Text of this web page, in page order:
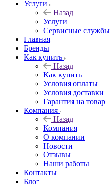
Услуги
Назад
Услуги
Сервисные службы
Главная
Бренды
Как купить
Назад
Как купить
Условия оплаты
Условия доставки
Гарантия на товар
Компания
Назад
Компания
О компании
Новости
Отзывы
Наши работы
Контакты
Блог